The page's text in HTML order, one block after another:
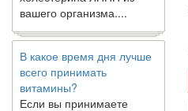
В какое время дня лучше
всего принимать
витамины?
Если вы принимаете
витаминные и